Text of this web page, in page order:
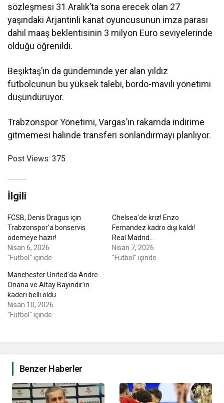
sözleşmesi 31 Aralık’ta sona erecek olan 27
yaşındaki Arjantinli kanat oyuncusunun imza parası
dahil maaş beklentisinin 3 milyon Euro seviyelerinde
olduğu öğrenildi.
Beşiktaş’ın da gündeminde yer alan yıldız
futbolcunun bu yüksek talebi, bordo-mavili yönetimi
düşündürüyor.
Trabzonspor Yönetimi, Vargas’ın rakamda indirime
gitmemesi halinde transferi sonlandırmayı planlıyor.
Post Views: 375
İlgili
FCSB, Denis Dragus için
Trabzonspor’a bonservis
ödemeye hazır!
Nisan 6, 2026
"Futbol" içinde
Chelsea’de kriz! Enzo
Fernandez kadro dışı kaldı!
Real Madrid…
Nisan 7, 2026
"Futbol" içinde
Manchester United’da Andre
Onana ve Altay Bayındır’ın
kaderi belli oldu
Nisan 10, 2026
"Futbol" içinde
Benzer Haberler